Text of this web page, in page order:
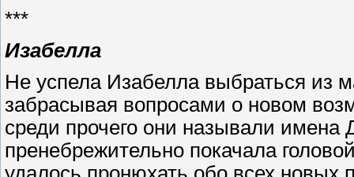
***
Изабелла
Не успела Изабелла выбраться из
забрасывая вопросами о новом
среди прочего они называли
пренебрежительно покачала